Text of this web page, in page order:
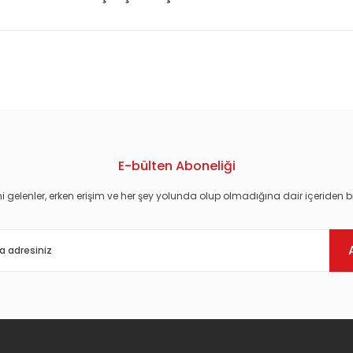
E-bülten Aboneliği
gelenler, erken erişim ve her şey yolunda olup olmadığına dair içeriden